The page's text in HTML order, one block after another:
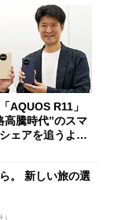
AQUOS R11」
高騰時代”のスマ
ェアを追うより
。 新しい旅の選